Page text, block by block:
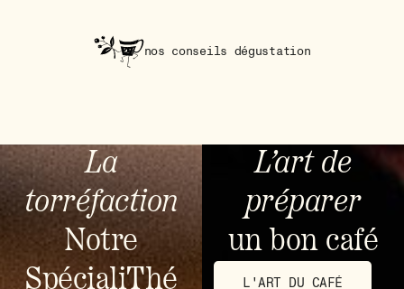
nos conseils dégustation
La
torréfaction
Notre
SpécialiThé
L’art de
préparer
un bon café
L'ART DU CAFÉ